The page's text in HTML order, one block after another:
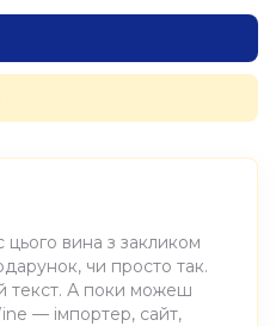
вина з закликом
чи просто так.
текст. А поки можеш
— імпортер, сайт,